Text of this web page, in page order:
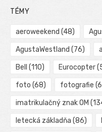
TÉMY
aeroweekend (48)
AgustaWestland (76)
Bell (110) Eurocopter
foto (68) fotografie
imatrikulačný znak OM
letecká základňa (86)